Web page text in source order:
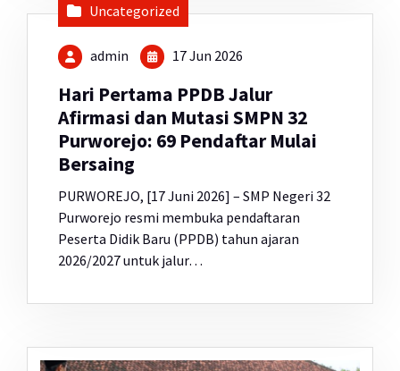
Uncategorized
admin 17 Jun 2026
Hari Pertama PPDB Jalur
Afirmasi dan Mutasi SMPN 32
Purworejo: 69 Pendaftar Mulai
Bersaing
PURWOREJO, [17 Juni 2026] – SMP Negeri 32
Purworejo resmi membuka pendaftaran
Peserta Didik Baru (PPDB) tahun ajaran
2026/2027 untuk jalur…